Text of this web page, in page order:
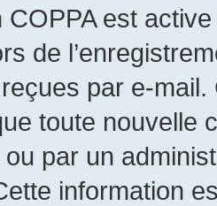
COPPA est
de
par e-
toute nouvelle
par un
information